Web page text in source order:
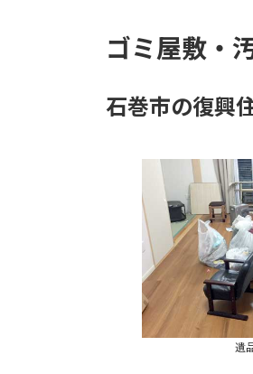
ゴミ屋敷・
石巻市の復興
遺